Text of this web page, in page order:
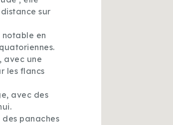
sur
notable en
, avec une
les flancs
avec des
des panaches